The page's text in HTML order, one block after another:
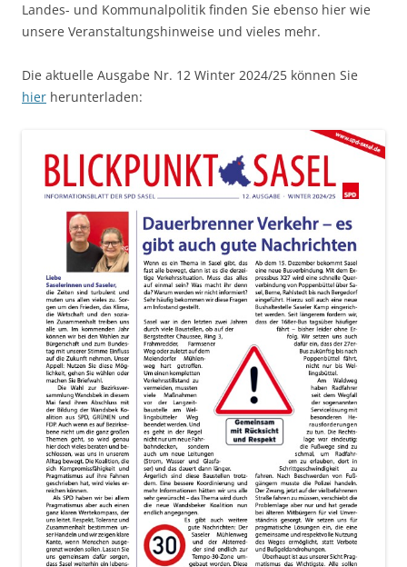
Landes- und Kommunalpolitik finden Sie ebenso hier wie
unsere Veranstaltungshinweise und vieles mehr.
Die aktuelle Ausgabe Nr. 12 Winter 2024/25 können Sie
hier herunterladen: